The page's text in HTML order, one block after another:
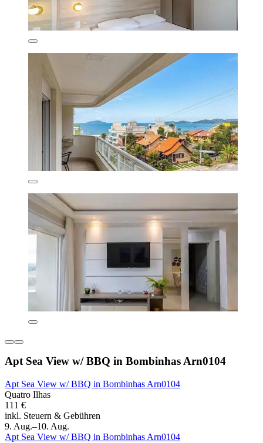
Apt Sea View w/ BBQ in Bombinhas Arn0104
Apt Sea View w/ BBQ in Bombinhas Arn0104
Quatro Ilhas
111 €
inkl. Steuern & Gebühren
9. Aug.–10. Aug.
Apt Sea View w/ BBQ in Bombinhas Arn0104